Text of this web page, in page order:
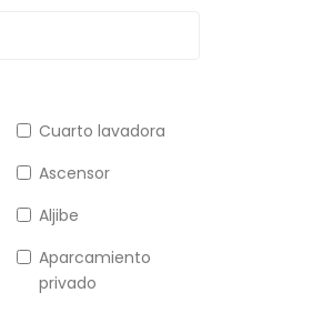
Cuarto lavadora
Ascensor
Aljibe
Aparcamiento
privado